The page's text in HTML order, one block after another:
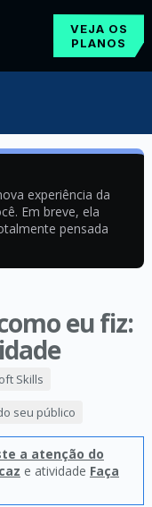
VEJA OS
PLANOS
experiência da
Em breve, ela
pensada
eu fiz:
Skills
seu público
a atenção do
e atividade Faça